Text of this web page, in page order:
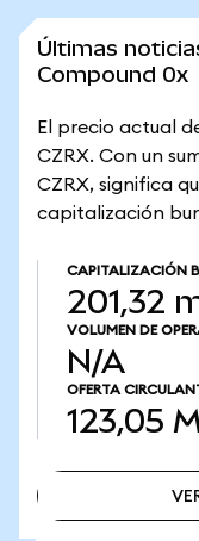
Últimas
Compound 0x
El precio actual
CZRX. Con un
CZRX, significa
capitalización
CAPITALIZACIÓN
201,32
VOLUMEN DE
N/A
OFERTA
123,05